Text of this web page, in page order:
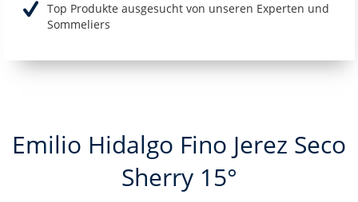
Top Produkte ausgesucht von unseren Experten und
Sommeliers
Emilio Hidalgo Fino Jerez Seco
Sherry 15°